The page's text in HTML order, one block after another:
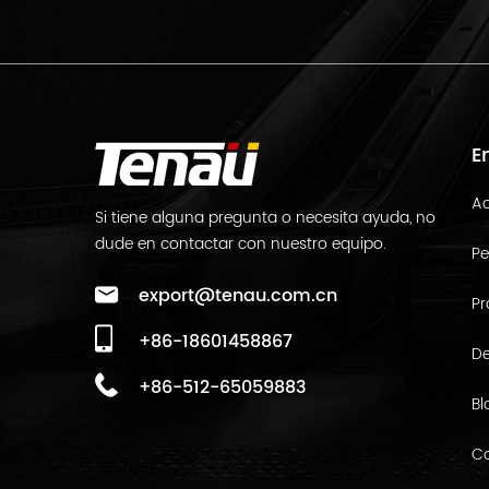
Si tiene alguna pregunta o necesita ayuda, no
dude en contactar con nuestro equipo.
export@tenau.com.cn
+86-18601458867
+86-512-65059883